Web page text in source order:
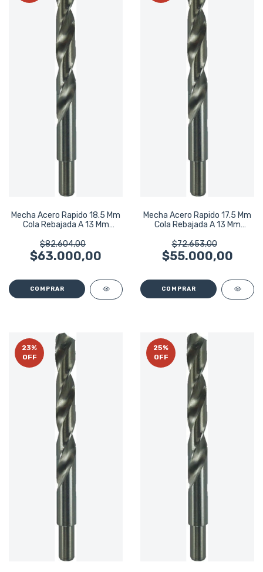
Mecha Acero Rapido 18.5 Mm
Cola Rebajada A 13 Mm
$82.604,00
$63.000,00
Mecha Acero Rapido 17.5 Mm
Cola Rebajada A 13 Mm
$72.653,00
$55.000,00
23%
OFF
25%
OFF